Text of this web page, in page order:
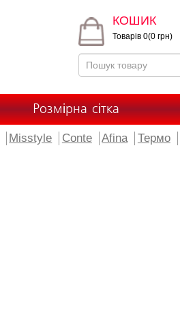
КОШИК
Товарів 0(0 грн)
Розмірна сітка
Misstyle Conte Afina Термо